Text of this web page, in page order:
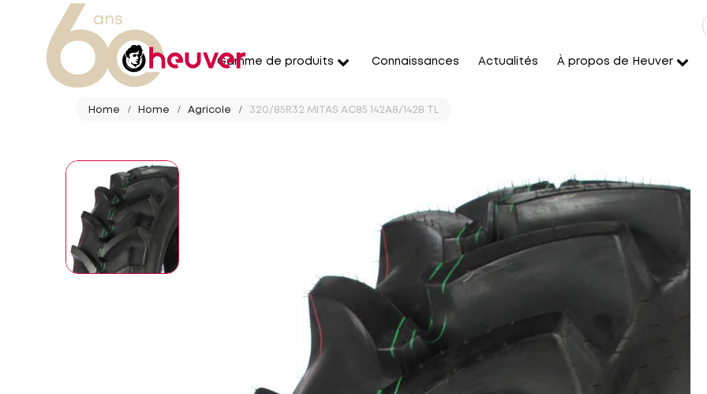
Gamme de produits Connaissances Actualités À propos de Heuver
Home Home Agricole 320/85R32 MITAS AC85 142A8/142B TL